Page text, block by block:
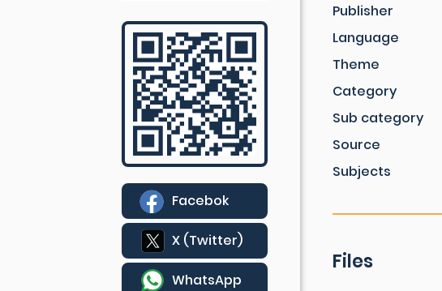
Facebok
X (Twitter)
WhatsApp
Publisher
Language
Theme
Category
Sub category
Source
Subjects
Files